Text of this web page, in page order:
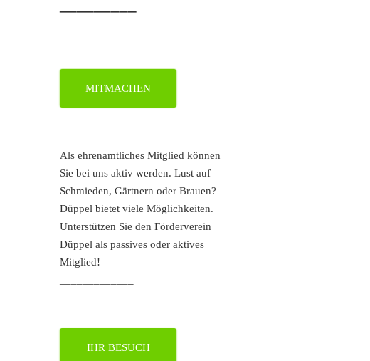
MITMACHEN
Als ehrenamtliches Mitglied können
Sie bei uns aktiv werden. Lust auf
Schmieden, Gärtnern oder Brauen?
Düppel bietet viele Möglichkeiten.
Unterstützen Sie den Förderverein
Düppel als passives oder aktives
Mitglied!
IHR BESUCH